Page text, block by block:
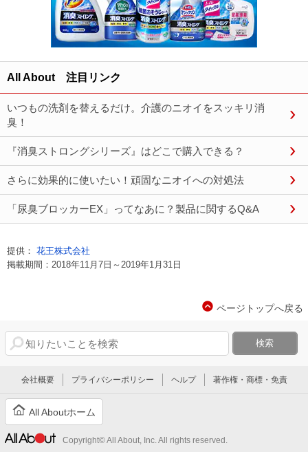
All About 注目リンク
いつもの洗剤を替えるだけ。介護のニオイをスッキリ消
臭！
『消臭ストロングシリーズ』はどこで購入できる？
さらに効果的に使いたい！頑固なニオイへの対処法
「尿臭ブロッカーEX」ってなあに？製品に関するQ&A
提供： 花王株式会社
掲載期間：2018年11月7日～2019年1月31日
ページトップへ戻る
ページトップへ戻る
検索
会社概要 プライバシーポリシー ヘルプ 著作権・商標・免責
All Aboutホーム
All Aboutホーム
All About
Copyright© All About, Inc. All rights reserved.